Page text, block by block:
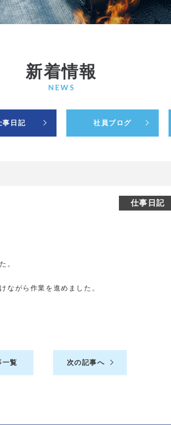
新着情報
NEWS
事日記 社員ブログ
仕事日記
。
ながら作業を進めました。
一覧 次の記事へ